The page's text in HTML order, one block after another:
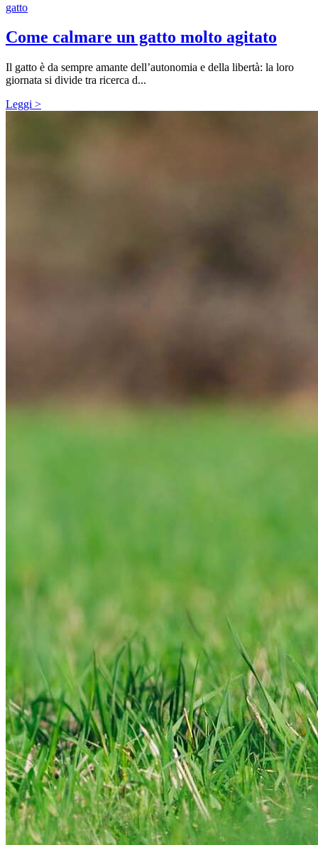
gatto
Come calmare un gatto molto agitato
Il gatto è da sempre amante dell’autonomia e della libertà: la loro
giornata si divide tra ricerca d...
Leggi >